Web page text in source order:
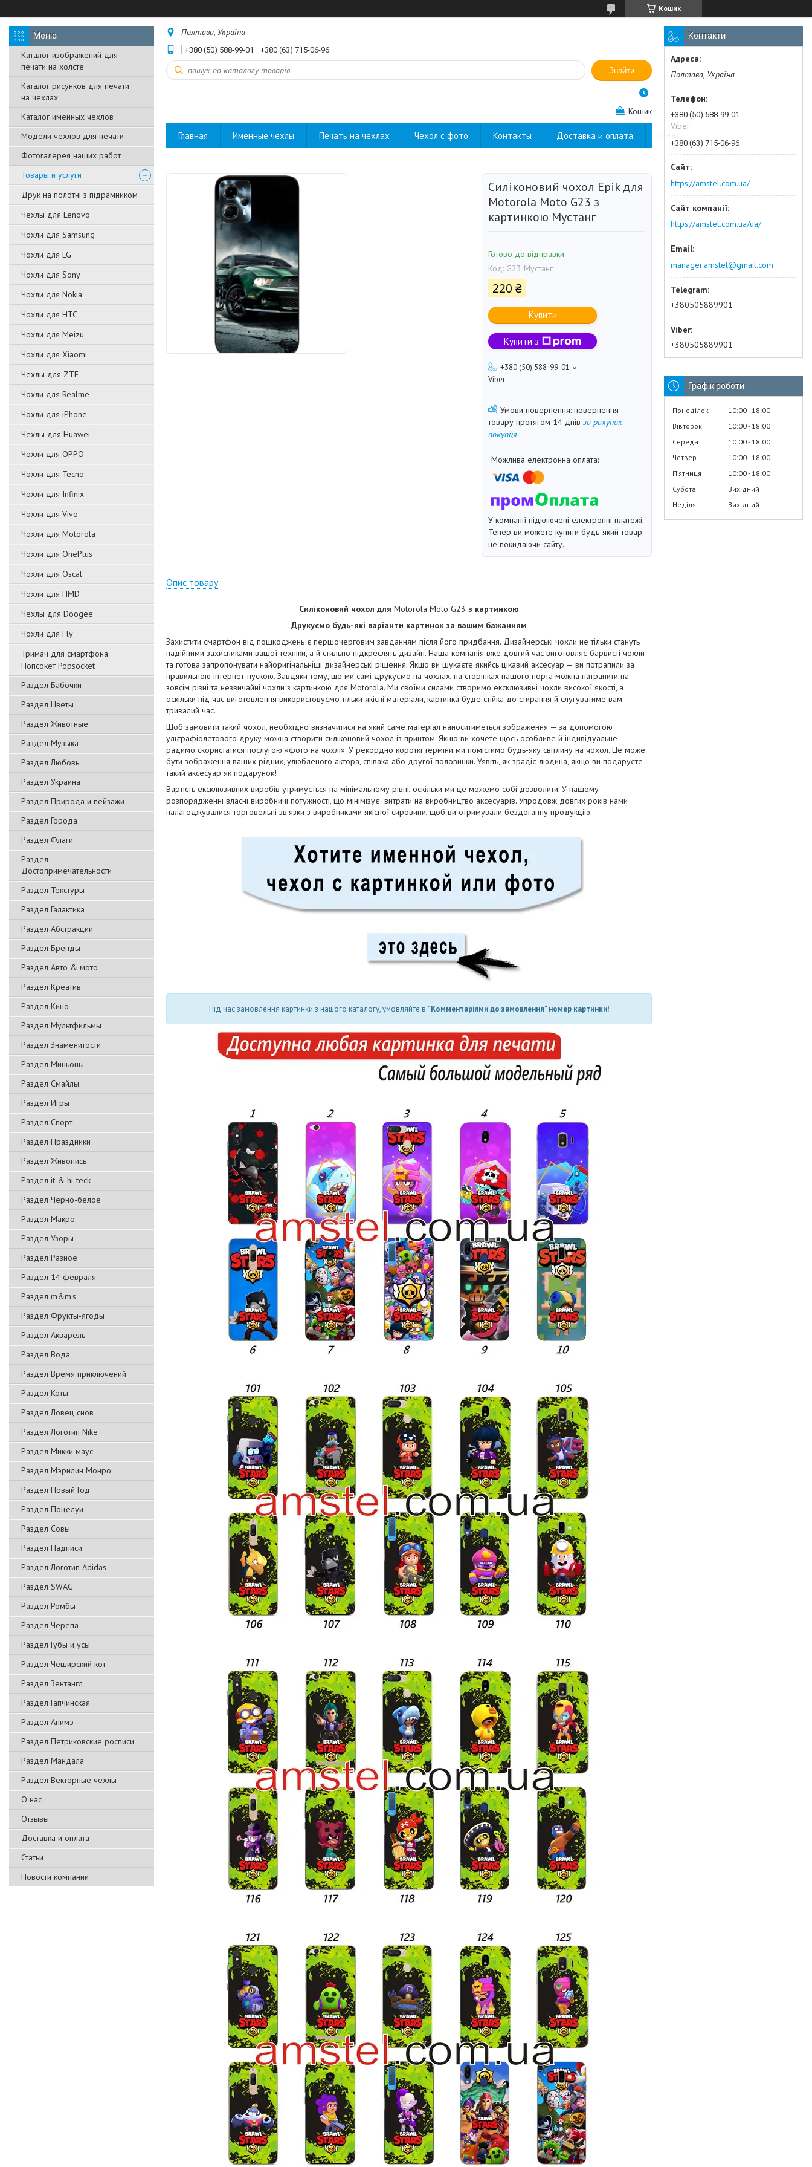
Кошик
Каталог изображений для
печати на холсте
Каталог рисунков для печати
на чехлах
Каталог именных чехлов
Модели чехлов для печати
Фотогалерея наших работ
Товары и услуги
Друк на полотні з підрамником
Чехлы для Lenovo
Чохли для Samsung
Чохли для LG
Чохли для Sony
Чохли для Nokia
Чохли для HTC
Чохли для Meizu
Чохли для Xiaomi
Чехлы для ZTE
Чохли для Realme
Чохли для iPhone
Чехлы для Huawei
Чохли для OPPO
Чохли для Tecno
Чохли для Infinix
Чохли для Vivo
Чохли для Motorola
Чохли для OnePlus
Чохли для Oscal
Чохли для HMD
Чехлы для Doogee
Чохли для Fly
Тримач для смартфона
Попсокет Popsocket
Раздел Бабочки
Раздел Цветы
Раздел Животные
Раздел Музыка
Раздел Любовь
Раздел Украина
Раздел Природа и пейзажи
Раздел Города
Раздел Флаги
Раздел
Достопримечательности
Раздел Текстуры
Раздел Галактика
Раздел Абстракции
Раздел Бренды
Раздел Авто & мото
Раздел Креатив
Раздел Кино
Раздел Мультфильмы
Раздел Знаменитости
Раздел Миньоны
Раздел Смайлы
Раздел Игры
Раздел Спорт
Раздел Праздники
Раздел Живопись
Раздел it & hi-teck
Раздел Черно-белое
Раздел Макро
Раздел Узоры
Раздел Разное
Раздел 14 февраля
Раздел m&m's
Раздел Фрукты-ягоды
Раздел Акварель
Раздел Вода
Раздел Время приключений
Раздел Коты
Раздел Ловец снов
Раздел Логотип Nike
Раздел Микки маус
Раздел Мэрилин Монро
Раздел Новый Год
Раздел Поцелуи
Раздел Совы
Раздел Надписи
Раздел Логотип Adidas
Раздел SWAG
Раздел Ромбы
Раздел Черепа
Раздел Губы и усы
Раздел Чеширский кот
Раздел Зентангл
Раздел Гапчинская
Раздел Анимэ
Раздел Петриковские росписи
Раздел Мандала
Раздел Векторные чехлы
О нас
Отзывы
Доставка и оплата
Статьи
Новости компании
Полтава, Україна
+380 (50) 588-99-01 +380 (63) 715-06-96
Знайти
Кошик
Главная Именные чехлы Печать на чехлах Чехол с фото Контакты Доставка и оплата О нас
Силіконовий чохол Epik для
Motorola Moto G23 з
картинкою Мустанг
Готово до відправки
Код: G23 Мустанг
220 ₴
Купити
Купити з
+380 (50) 588-99-01
Viber
повернення
товару протягом 14 днів за рахунок
покупця
У компанії підключені електронні платежі.
Тепер ви можете купити будь-який товар
не покидаючи сайту.
Опис товару
Силіконовий чохол для Motorola Moto G23 з картинкою
Друкуємо будь-які варіанти картинок за вашим бажанням
Захистити смартфон від пошкоджень є першочерговим завданням після його придбання. Дизайнерські чохли не тільки стануть
надійними захисниками вашої техніки, а й стильно підкреслять дизайн. Наша компанія вже довгий час виготовляє барвисті чохли
та готова запропонувати найоригінальніші дизайнерські рішення. Якщо ви шукаєте якийсь цікавий аксесуар — ви потрапили за
правильною інтернет-пускою. Завдяки тому, що ми самі друкуємо на чохлах, на сторінках нашого порта можна натрапити на
зовсім різні та незвичайні чохли з картинкою для Motorola. Ми своїми силами створимо ексклюзивні чохли високої якості, а
оскільки під час виготовлення використовуємо тільки якісні матеріали, картинка буде стійка до стирання й слугуватиме вам
тривалий час.
Щоб замовити такий чохол, необхідно визначитися на який саме матеріал наноситиметься зображення — за допомогою
ультрафіолетового друку можна створити силіконовий чохол із принтом. Якщо ви хочете щось особливе й індивідуальне —
радимо скористатися послугою «фото на чохлі». У рекордно короткі терміни ми помістимо будь-яку світлину на чохол. Це може
бути зображення ваших рідних, улюбленого актора, співака або другої половинки. Уявіть, як зрадіє людина, якщо ви подаруєте
такий аксесуар як подарунок!
Вартість ексклюзивних виробів утримується на мінімальному рівні, оскільки ми це можемо собі дозволити. У нашому
розпорядженні власні виробничі потужності, що мінімізує витрати на виробництво аксесуарів. Упродовж довгих років нами
налагоджувалися торговельні зв'язки з виробниками якісної сировини, щоб ви отримували бездоганну продукцію.
Під час замовлення картинки з нашого каталогу, умовляйте в "Комментаріями до замовлення" номер картинки!
Контакти
Полтава, Україна
+380 (50) 588-99-01
Viber
+380 (63) 715-06-96
https://amstel.com.ua/
https://amstel.com.ua/ua/
manager.amstel@gmail.com
+380505889901
+380505889901
Графік роботи
Понеділок 10:00 18:00
Вівторок
10:00 18:00
Середа
10:00 18:00
Четвер
10:00 18:00
Пʼятниця
10:00 18:00
Субота
Вихідний
Неділя
Вихідний